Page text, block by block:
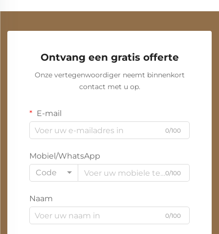
Ontvang een gratis offerte
Onze vertegenwoordiger neemt binnenkort
contact met u op.
E-mail
0/100
Mobiel/WhatsApp
Code
0/100
Naam
0/100